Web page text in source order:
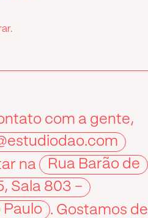
com a gente,
na
Rua Barão de
Sala 803 –
Paulo
. Gostamos de